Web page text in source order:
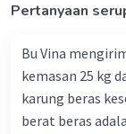
Berikut
Pertanyaan
Bu Vina
kemasan 25 kg
karung beras
berat beras